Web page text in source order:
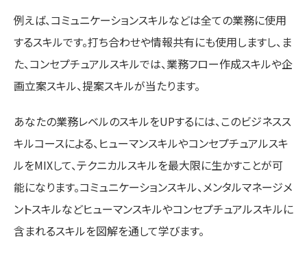
例えば、コミュニケーションスキルなどは全ての業務に使用
するスキルです。打ち合わせや情報共有にも使用しますし、ま
た、コンセプチュアルスキルでは、業務フロー作成スキルや企
画立案スキル、提案スキルが当たります。
あなたの業務レベルのスキルをUPするには、このビジネスス
キルコースによる、ヒューマンスキルやコンセプチュアルスキ
ルをMIXして、テクニカルスキルを最大限に生かすことが可
能になります。コミュニケーションスキル、メンタルマネージメ
ントスキルなどヒューマンスキルやコンセプチュアルスキルに
含まれるスキルを図解を通して学びます。